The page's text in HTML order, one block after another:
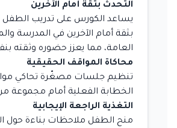
التحدث بثقة أمام الآخرين
يساعد الكورس على تدريب الطفل
بثقة أمام الآخرين في المدرسة
العامة، مما يعزز حضوره وثقته
محاكاة المواقف الحقيقية
تنظيم جلسات مصغّرة تحاكي
الخطابة الفعلية أمام مجموعة
التغذية الراجعة الإيجابية
منح الطفل ملاحظات بناءة حول